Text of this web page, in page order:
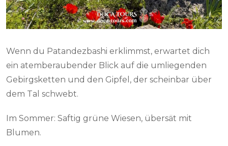
Wenn du Patandezbashi erklimmst, erwartet dich
ein atemberaubender Blick auf die umliegenden
Gebirgsketten und den Gipfel, der scheinbar über
dem Tal schwebt.
Im Sommer: Saftig grüne Wiesen, übersät mit
Blumen.